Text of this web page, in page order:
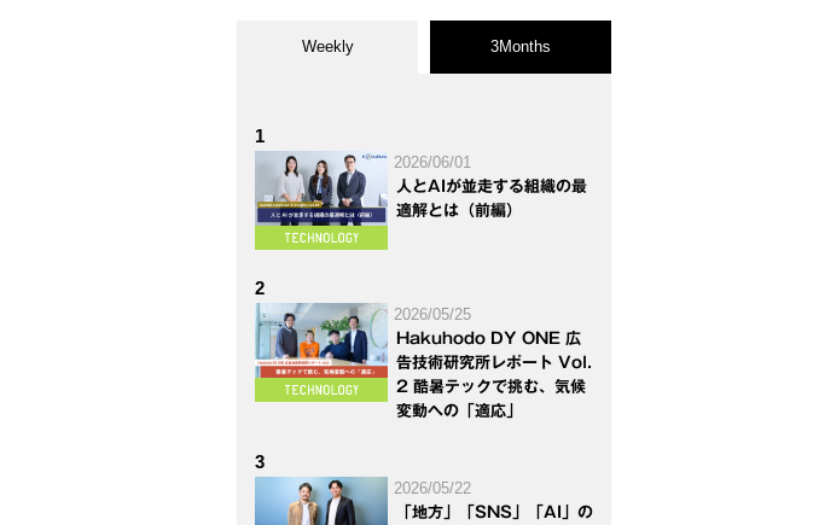
Weekly 3Months
1
2026/06/01
人とAIが並走する組織の最
適解とは（前編）
2
2026/05/25
Hakuhodo DY ONE 広
告技術研究所レポート Vol.
2 酷暑テックで挑む、気候
変動への「適応」
3
2026/05/22
「地方」「SNS」「AI」の